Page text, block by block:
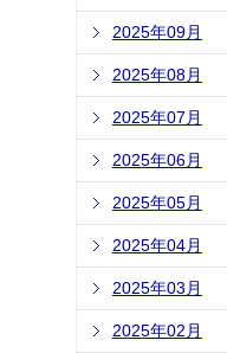
2025年09月
2025年08月
2025年07月
2025年06月
2025年05月
2025年04月
2025年03月
2025年02月